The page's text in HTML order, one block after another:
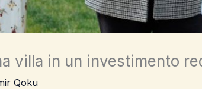
villa in un investimento
Qoku